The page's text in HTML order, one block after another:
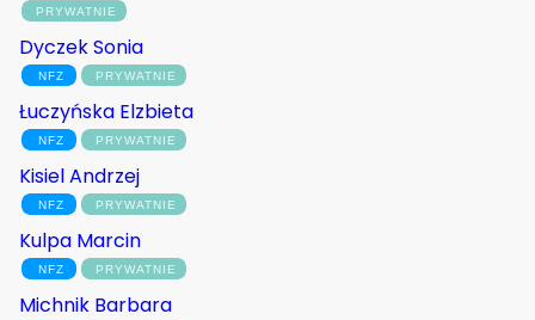
Dyczek Sonia
Łuczyńska Elzbieta
Kisiel Andrzej
Kulpa Marcin
Michnik Barbara